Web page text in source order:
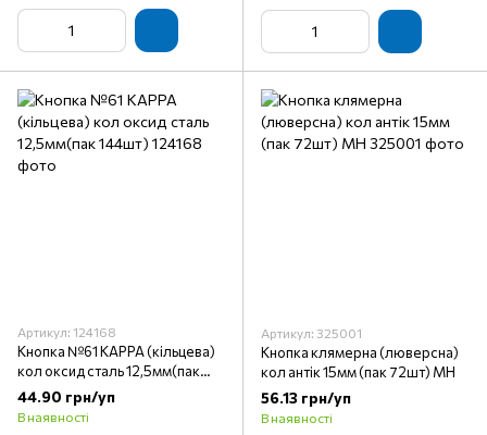
Артикул: 124168
Кнопка №61 KAPPA (кільцева)
кол оксид сталь 12,5мм(пак
144шт)
44.90 грн/уп
В наявності
Артикул: 325001
Кнопка клямерна (люверсна)
кол антік 15мм (пак 72шт) МН
56.13 грн/уп
В наявності